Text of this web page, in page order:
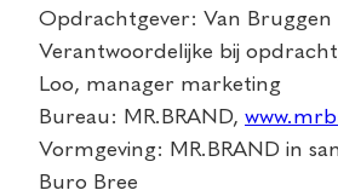
Opdrachtgever: Van Bruggen
Verantwoordelijke bij
Loo, manager marketing
Bureau: MR.BRAND,
Vormgeving: MR.BRAND in
Buro Bree